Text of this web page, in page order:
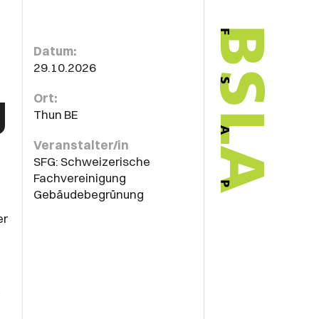
Datum:
29.10.2026
Ort:
Thun BE
Veranstalter/in
SFG: Schweizerische
Fachvereinigung
Gebäudebegrünung